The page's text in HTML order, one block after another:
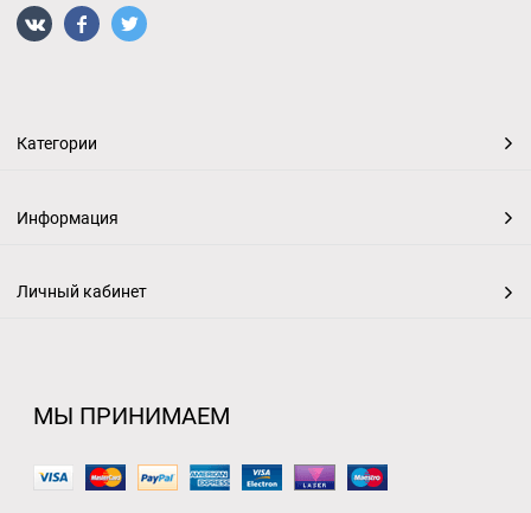
Категории
Информация
Личный кабинет
МЫ ПРИНИМАЕМ